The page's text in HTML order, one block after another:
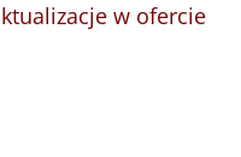
w ofercie